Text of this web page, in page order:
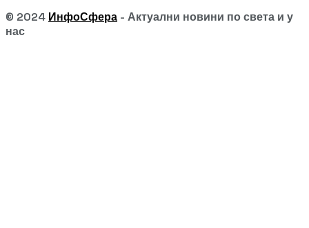
© 2024 ИнфоСфера - Актуални новини по света и у
нас